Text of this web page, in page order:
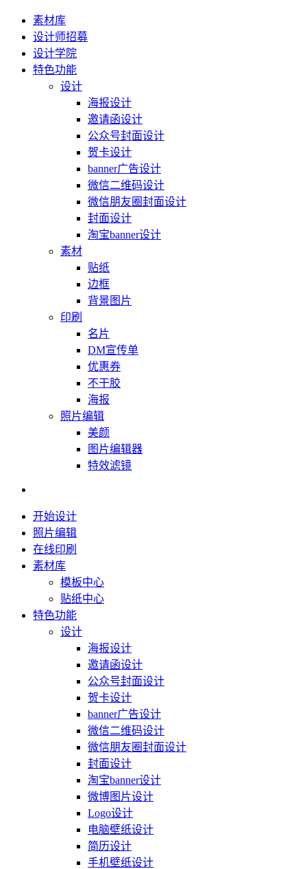
素材库
设计师招募
设计学院
特色功能
设计
海报设计
邀请函设计
公众号封面设计
贺卡设计
banner广告设计
微信二维码设计
微信朋友圈封面设计
封面设计
淘宝banner设计
素材
贴纸
边框
背景图片
印刷
名片
DM宣传单
优惠券
不干胶
海报
照片编辑
美颜
图片编辑器
特效滤镜
开始设计
照片编辑
在线印刷
素材库
模板中心
贴纸中心
特色功能
设计
海报设计
邀请函设计
公众号封面设计
贺卡设计
banner广告设计
微信二维码设计
微信朋友圈封面设计
封面设计
淘宝banner设计
微博图片设计
Logo设计
电脑壁纸设计
简历设计
手机壁纸设计